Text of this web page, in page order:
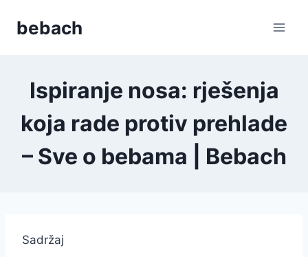
bebach
Ispiranje nosa: rješenja
koja rade protiv prehlade
– Sve o bebama | Bebach
Sadržaj